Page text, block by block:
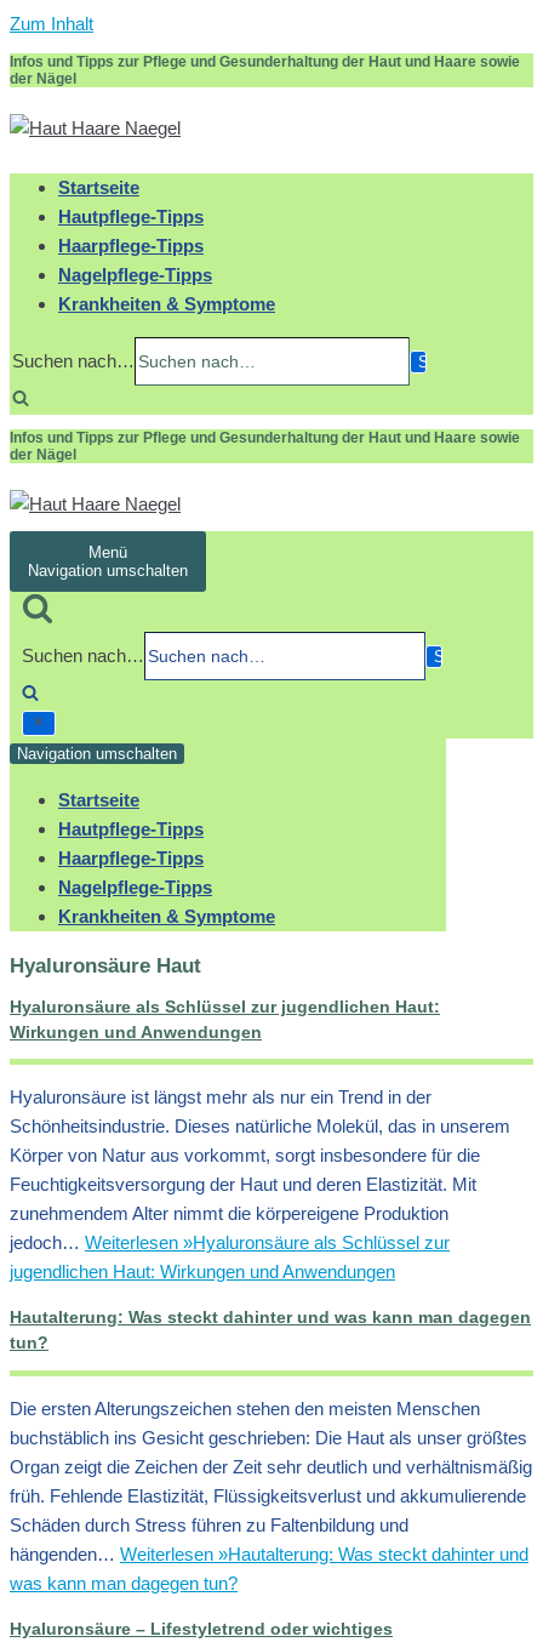
Zum Inhalt
Infos und Tipps zur Pflege und Gesunderhaltung der Haut und Haare sowie
der Nägel
Startseite
Hautpflege-Tipps
Haarpflege-Tipps
Nagelpflege-Tipps
Krankheiten & Symptome
Suchen nach…
Infos und Tipps zur Pflege und Gesunderhaltung der Haut und Haare sowie
der Nägel
Menü
Navigation umschalten
Suchen nach…
Navigation umschalten
Startseite
Hautpflege-Tipps
Haarpflege-Tipps
Nagelpflege-Tipps
Krankheiten & Symptome
Hyaluronsäure Haut
Hyaluronsäure als Schlüssel zur jugendlichen Haut:
Wirkungen und Anwendungen
Hyaluronsäure ist längst mehr als nur ein Trend in der
Schönheitsindustrie. Dieses natürliche Molekül, das in unserem
Körper von Natur aus vorkommt, sorgt insbesondere für die
Feuchtigkeitsversorgung der Haut und deren Elastizität. Mit
zunehmendem Alter nimmt die körpereigene Produktion
jedoch… Weiterlesen »Hyaluronsäure als Schlüssel zur
jugendlichen Haut: Wirkungen und Anwendungen
Hautalterung: Was steckt dahinter und was kann man dagegen
tun?
Die ersten Alterungszeichen stehen den meisten Menschen
buchstäblich ins Gesicht geschrieben: Die Haut als unser größtes
Organ zeigt die Zeichen der Zeit sehr deutlich und verhältnismäßig
früh. Fehlende Elastizität, Flüssigkeitsverlust und akkumulierende
Schäden durch Stress führen zu Faltenbildung und
hängenden… Weiterlesen »Hautalterung: Was steckt dahinter und
was kann man dagegen tun?
Hyaluronsäure – Lifestyletrend oder wichtiges